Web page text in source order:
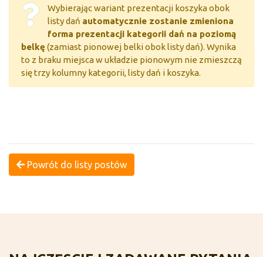
Wybierając wariant prezentacji koszyka obok
listy dań automatycznie zostanie zmieniona
forma prezentacji kategorii dań na poziomą
belkę (zamiast pionowej belki obok listy dań). Wynika
to z braku miejsca w układzie pionowym nie zmieszczą
się trzy kolumny kategorii, listy dań i koszyka.
Powrót do listy postów